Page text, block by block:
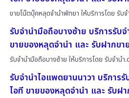
ขายโน๊ตบุ๊คหลุดจำนำพัทยา ให้บริการโดย รับ
รับจำนำมือถือบางซ้าย บริการรับ
ขายของหลุดจำนำ และ รับฝากข
รับจำนำมือถือบางซ้าย ให้บริการโดย รับจํานํ
รับจำนำไอแพดยานนาวา บริการ
ไอที ขายของหลุดจำนำ และ รับฝ